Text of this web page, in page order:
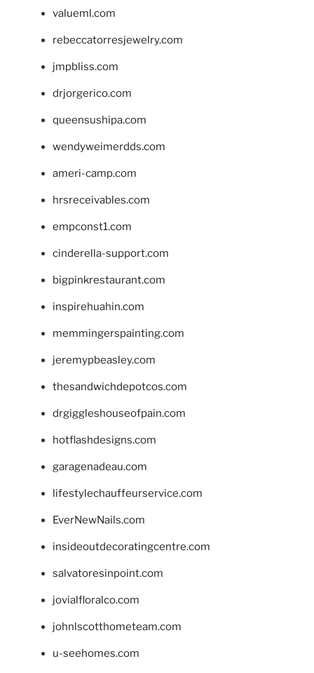
valueml.com
rebeccatorresjewelry.com
jmpbliss.com
drjorgerico.com
queensushipa.com
wendyweimerdds.com
ameri-camp.com
hrsreceivables.com
empconst1.com
cinderella-support.com
bigpinkrestaurant.com
inspirehuahin.com
memmingerspainting.com
jeremypbeasley.com
thesandwichdepotcos.com
drgiggleshouseofpain.com
hotflashdesigns.com
garagenadeau.com
lifestylechauffeurservice.com
EverNewNails.com
insideoutdecoratingcentre.com
salvatoresinpoint.com
jovialfloralco.com
johnlscotthometeam.com
u-seehomes.com